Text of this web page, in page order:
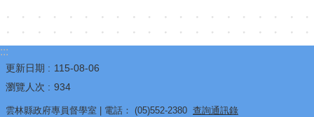
上
教
學
:::
更新日期
115-08-06
瀏覽人次
934
雲林縣政府專員督學室 | 電話： (05)552-2380 查詢通訊錄